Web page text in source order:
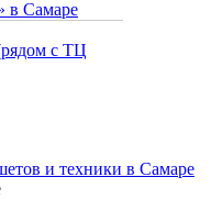
с ТЦ
и техники в Самаре